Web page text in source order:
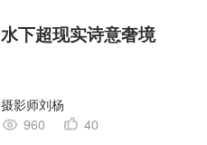
水下超现实诗意奢境
摄影师刘杨
960
40